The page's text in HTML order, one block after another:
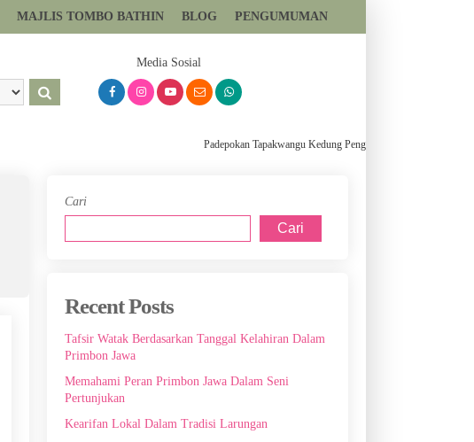
MAJLIS TOMBO BATHIN BLOG PENGUMUMAN
Media Sosial
Padepokan Tapakwangu Kedung Pengilon Kec Pangkah
Cari
Cari
Recent Posts
Tafsir Watak Berdasarkan Tanggal Kelahiran Dalam
Primbon Jawa
Memahami Peran Primbon Jawa Dalam Seni
Pertunjukan
Kearifan Lokal Dalam Tradisi Larungan